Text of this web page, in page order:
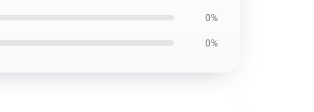
0%
0%